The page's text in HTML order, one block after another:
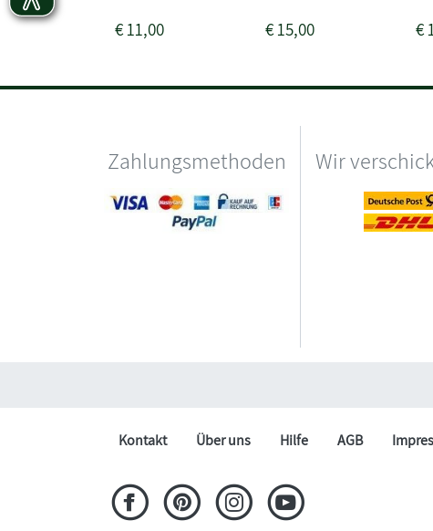
€11,00 €15,00 €
Zahlungsmethoden Wir
Kontakt Über uns Hilfe AGB